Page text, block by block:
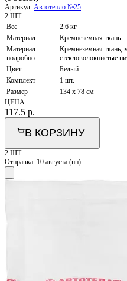
Артикул: Автотепло №25
2 ШТ
Вес
2.6 кг
Материал
Кремнеземная ткань
Материал
подробно
Кремнеземная ткань,
стекловолокнистые
Цвет
Белый
Комплект
1 шт.
Размер
134 x 78 см
ЦЕНА
117.5 р.
В КОРЗИНУ
2 ШТ
Отправка: 10 августа (пн)